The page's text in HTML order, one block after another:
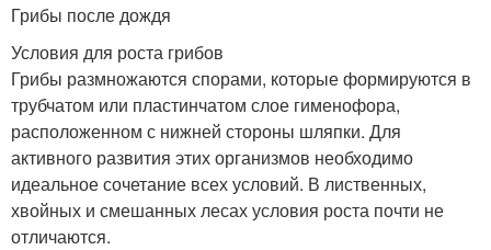
Грибы после дождя
Условия для роста грибов
Грибы размножаются спорами, которые формируются в
трубчатом или пластинчатом слое гименофора,
расположенном с нижней стороны шляпки. Для
активного развития этих организмов необходимо
идеальное сочетание всех условий. В лиственных,
хвойных и смешанных лесах условия роста почти не
отличаются.